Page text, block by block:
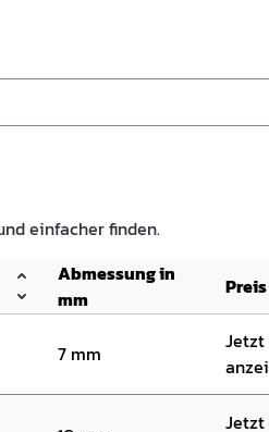
einfacher finden.
Abmessung in
mm
Preis
7 mm
Jetzt
Jetzt